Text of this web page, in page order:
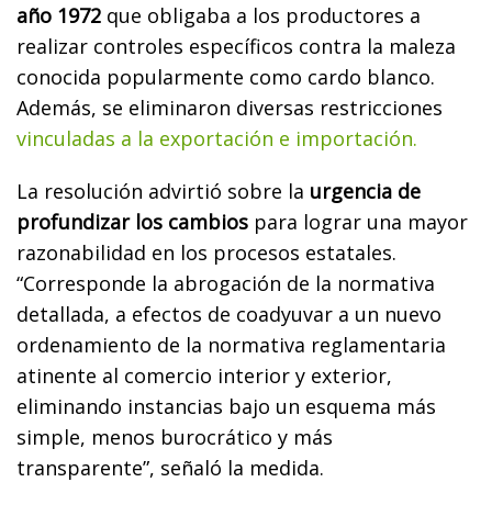
año 1972 que obligaba a los productores a
realizar controles específicos contra la maleza
conocida popularmente como cardo blanco.
Además, se eliminaron diversas restricciones
vinculadas a la exportación e importación.
La resolución advirtió sobre la urgencia de
profundizar los cambios para lograr una mayor
razonabilidad en los procesos estatales.
“Corresponde la abrogación de la normativa
detallada, a efectos de coadyuvar a un nuevo
ordenamiento de la normativa reglamentaria
atinente al comercio interior y exterior,
eliminando instancias bajo un esquema más
simple, menos burocrático y más
transparente”, señaló la medida.